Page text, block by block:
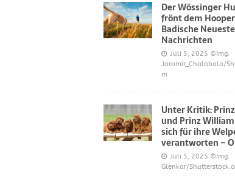
Der Wössinger
frönt dem
Badische Neueste
Nachrichten
Juli 5, 2025 ©Img.
Jaromir_Chalabala/
m
Unter Kritik:
und Prinz
sich für ihre
verantworten –
Juli 5, 2025 ©Img.
Glenkar/